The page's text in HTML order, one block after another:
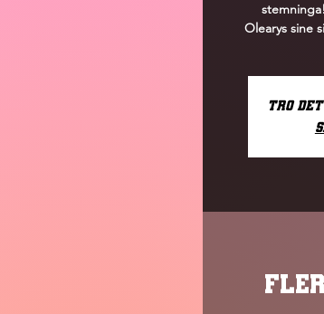
Olearys sine
Tro